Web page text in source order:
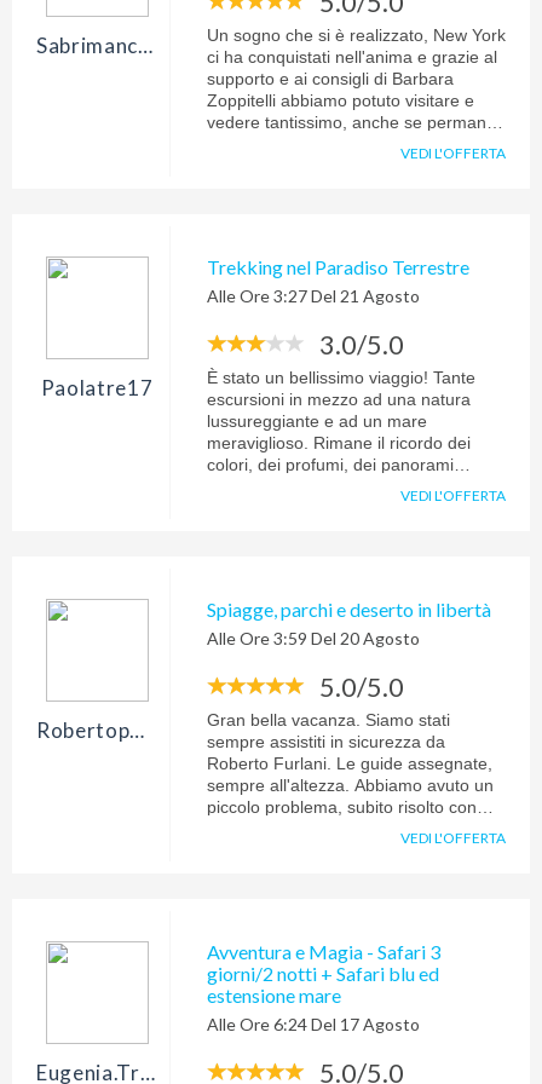
Sabrimanci.72.sm
Un sogno che si è realizzato, New York
ci ha conquistati nell'anima e grazie al
supporto e ai consigli di Barbara
Zoppitelli abbiamo potuto visitare e
vedere tantissimo, anche se permane
VEDI L'OFFERTA
Paolatre17
Trekking nel Paradiso Terrestre
Alle Ore 3:27 Del 21 Agosto
3.0/5.0
È stato un bellissimo viaggio! Tante
escursioni in mezzo ad una natura
lussureggiante e ad un mare
meraviglioso. Rimane il ricordo dei
colori, dei profumi, dei panorami
ricerca accurata delle strutture
ricettive, come riferito da altri vs clienti,
operator rispetto ad altri.
VEDI L'OFFERTA
Robertoponte9
Spiagge, parchi e deserto in libertà
Alle Ore 3:59 Del 20 Agosto
5.0/5.0
Gran bella vacanza. Siamo stati
sempre assistiti in sicurezza da
Roberto Furlani. Le guide assegnate,
sempre all'altezza. Abbiamo avuto un
piccolo problema, subito risolto con
VEDI L'OFFERTA
Eugenia.tron
Avventura e Magia - Safari 3
giorni/2 notti + Safari blu ed
estensione mare
Alle Ore 6:24 Del 17 Agosto
5.0/5.0